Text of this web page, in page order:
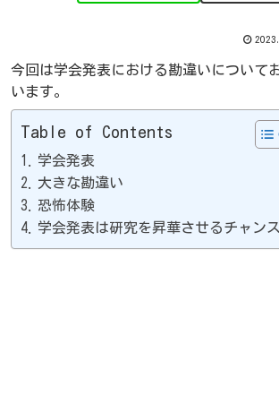
今回は学会発表における勘違いについて
います。
Table of Contents
学会発表
大きな勘違い
恐怖体験
学会発表は研究を昇華させるチャンス